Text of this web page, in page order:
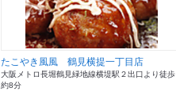
たこやき風風 鶴見横提一丁目店
大阪メトロ長堀鶴見緑地線横堤駅２出口より徒歩
約8分